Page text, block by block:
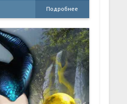
Подробнее